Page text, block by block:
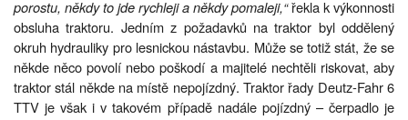
porostu, někdy to jde rychleji a někdy pomaleji,“řekla k výkonnosti
obsluha traktoru. Jedním z požadavků na traktor byl oddělený
okruh hydrauliky pro lesnickou nástavbu. Může se totiž stát, že se
někde něco povolí nebo poškodí a majitelé nechtěli riskovat, aby
traktor stál někde na místě nepojízdný. Traktor řady Deutz-Fahr 6
TTV je však i v takovém případě nadále pojízdný – čerpadlo je